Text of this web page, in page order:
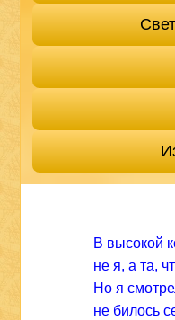
В высокой
не я, а та,
Но я
не билось